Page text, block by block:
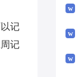
记
记